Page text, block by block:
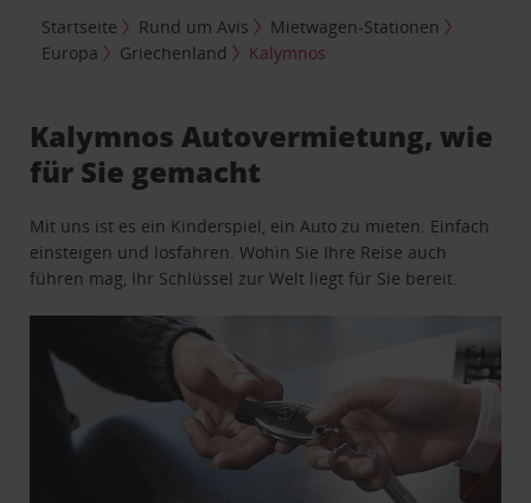
Startseite Rund um Avis
Mietwagen-Stationen
Europa
Griechenland Kalymnos
Kalymnos Autovermietung, wie
für Sie gemacht
Mit uns ist es ein Kinderspiel, ein Auto zu mieten. Einfach
einsteigen und losfahren. Wohin Sie Ihre Reise auch
führen mag, Ihr Schlüssel zur Welt liegt für Sie bereit.